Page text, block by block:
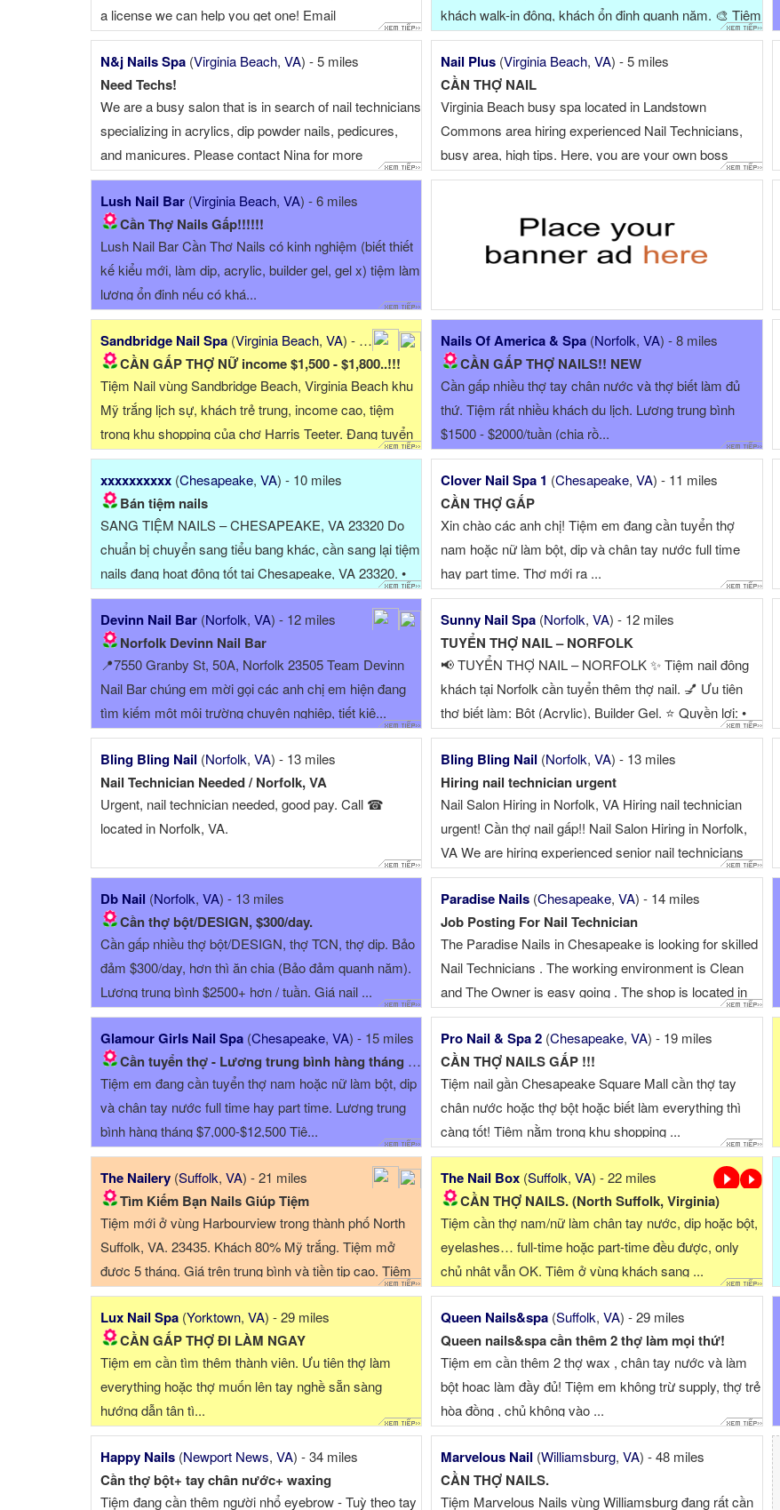
a license we can help you get one! Email
creativenails757@gmail.com for details Creative Nails
in Virginia Beach, VA is looking for experienced nail ...
khách walk-in đông, khách ổn định quanh năm. 🎨 Tiệm
có lượ...
N&j Nails Spa (Virginia Beach, VA) - 5 miles
Need Techs!
We are a busy salon that is in search of nail technicians
specializing in acrylics, dip powder nails, pedicures,
and manicures. Please contact Nina for more
questions at: ☎ .
Nail Plus (Virginia Beach,VA) - 5 miles
CẦN THỢ NAIL
Virginia Beach busy spa located in Landstown
Commons area hiring experienced Nail Technicians,
busy area, high tips. Here, you are your own boss
earning more than $1,500 per week, full-time & part-
Lush Nail Bar (Virginia Beach, VA) - 6 miles
Cần Thợ Nails Gấp!!!!!!
Lush Nail Bar Cần Thơ Nails có kinh nghiệm (biết thiết
kế kiểu mới, làm dip, acrylic, builder gel, gel x) tiệm làm
lượng ổn định nếu có khá...
Sandbridge Nail Spa (Virginia Beach, VA) - 7 miles
CẦN GẤP THỢ NỮ income $1,500 - $1,800..!!!
Tiệm Nail vùng Sandbridge Beach, Virginia Beach khu
Mỹ trắng lịch sự, khách trẻ trung, income cao, tiệm
trong khu shopping của chợ Harris Teeter. Đang tuyển
thợ NỮ làm lâ...
Nails Of America & Spa (Norfolk,VA) - 8 miles
CẦN GẤP THỢ NAILS!! NEW
Cần gấp nhiều thợ tay chân nước và thợ biết làm đủ
thứ. Tiệm rất nhiều khách du lịch. Lương trung bình
$1500 - $2000/tuần (chia rồ...
xxxxxxxxxx (Chesapeake, VA) - 10 miles
Bán tiệm nails
SANG TIỆM NAILS – CHESAPEAKE, VA 23320 Do
chuẩn bị chuyển sang tiểu bang khác, cần sang lại tiệm
nails đang hoạt động tốt tại Chesapeake, VA 23320. •
Khu vực đông ...
Clover Nail Spa 1 (Chesapeake,VA) - 11 miles
CẦN THỢ GẤP
Xin chào các anh chị! Tiệm em đang cần tuyển thợ
nam hoặc nữ làm bột, dip và chân tay nước full time
hay part time. Thợ mới ra ...
Devinn Nail Bar (Norfolk, VA) - 12 miles
Norfolk Devinn Nail Bar
📍7550 Granby St, 50A, Norfolk 23505 Team Devinn
Nail Bar chúng em mời gọi các anh chị em hiện đang
tìm kiếm một môi trường chuyên nghiệp, tiết kiệ...
Sunny Nail Spa (Norfolk,VA) - 12 miles
TUYỂN THỢ NAIL – NORFOLK
📢 TUYỂN THỢ NAIL – NORFOLK ✨ Tiệm nail đông
khách tại Norfolk cần tuyển thêm thợ nail. 💅 Ưu tiên
thợ biết làm: Bột (Acrylic), Builder Gel. ⭐ Quyền lợi: •
Giá ...
Bling Bling Nail (Norfolk, VA) - 13 miles
Nail Technician Needed / Norfolk, VA
Urgent, nail technician needed, good pay. Call ☎
located in Norfolk, VA.
Bling Bling Nail (Norfolk,VA) - 13 miles
Hiring nail technician urgent
Nail Salon Hiring in Norfolk, VA Hiring nail technician
urgent! Cần thợ nail gấp!! Nail Salon Hiring in Norfolk,
VA We are hiring experienced senior nail technicians
and junior powder nail technicians. Great commission
and good tips. Commission ...
Db Nail (Norfolk, VA) - 13 miles
Cần thợ bột/DESIGN, $300/day.
Cần gấp nhiều thợ bột/DESIGN, thợ TCN, thợ dip. Bảo
đảm $300/day, hơn thì ăn chia (Bảo đảm quanh năm).
Lương trung bình $2500+ hơn / tuần. Giá nail ...
Paradise Nails (Chesapeake,VA) - 14 miles
Job Posting For Nail Technician
The Paradise Nails in Chesapeake is looking for skilled
Nail Technicians . The working environment is Clean
and The Owner is easy going . The shop is located in
Great Bridge which is white area with high percentage
tip. For someone who ...
Glamour Girls Nail Spa (Chesapeake, VA) - 15 miles
Cần tuyển thợ - Lương trung bình hàng tháng $7,000-$12,500
Tiệm em đang cần tuyển thợ nam hoặc nữ làm bột, dip
và chân tay nước full time hay part time. Lương trung
bình hàng tháng $7,000-$12,500 Tiệ...
Pro Nail & Spa 2 (Chesapeake,VA) - 19 miles
CẦN THỢ NAILS GẤP !!!
Tiệm nail gần Chesapeake Square Mall cần thợ tay
chân nước hoặc thợ bột hoặc biết làm everything thì
càng tốt! Tiệm nằm trong khu shopping ...
The Nailery (Suffolk, VA) - 21 miles
Tìm Kiếm Bạn Nails Giúp Tiệm
Tiệm mới ở vùng Harbourview trong thành phố North
Suffolk, VA. 23435. Khách 80% Mỹ trắng. Tiệm mở
được 5 tháng. Giá trên trung bình và tiền tip cao. Tiệm
rất ...
The Nail Box (Suffolk,VA) - 22 miles
CẦN THỢ NAILS. (North Suffolk, Virginia)
Tiệm cần thợ nam/nữ làm chân tay nước, dip hoặc bột,
eyelashes… full-time hoặc part-time đều được, only
chủ nhật vẫn OK. Tiệm ở vùng khách sang ...
Lux Nail Spa (Yorktown, VA) - 29 miles
CẦN GẤP THỢ ĐI LÀM NGAY
Tiệm em cần tìm thêm thành viên. Ưu tiên thợ làm
everything hoặc thợ muốn lên tay nghề sẵn sàng
hướng dẫn tận tì...
Queen Nails&spa (Suffolk,VA) - 29 miles
Queen nails&spa cần thêm 2 thợ làm mọi thứ!
Tiệm em cần thêm 2 thợ wax , chân tay nước và làm
bột hoac làm đầy đủ! Tiệm em không trừ supply, thợ trẻ
hòa đồng , chủ không vào ...
Happy Nails (Newport News, VA) - 34 miles
Cần thợ bột+ tay chân nước+ waxing
Tiệm đang cần thêm người nhổ eyebrow - Tuỳ theo tay
Marvelous Nail (Williamsburg,VA) - 48 miles
CẦN THỢ NAILS.
Tiệm Marvelous Nails vùng Williamsburg đang rất cần